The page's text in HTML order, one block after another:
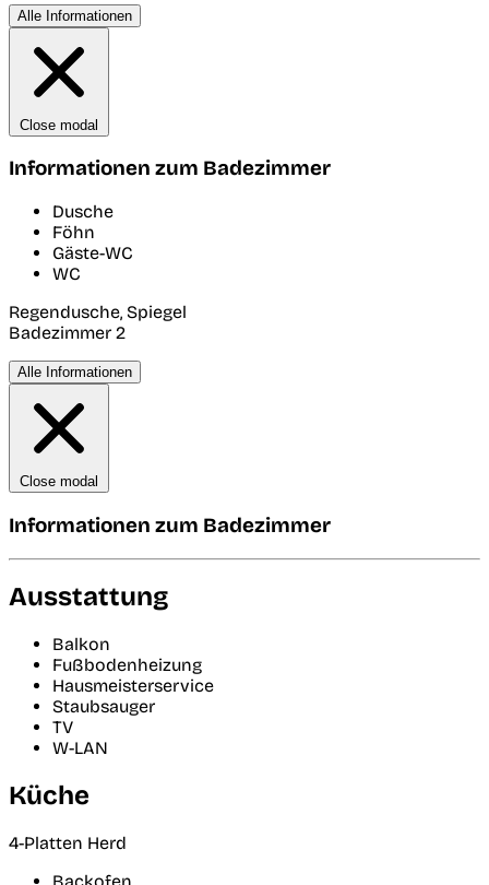
Alle Informationen
Close modal
Informationen zum Badezimmer
Dusche
Föhn
Gäste-WC
WC
Regendusche, Spiegel
Badezimmer 2
Alle Informationen
Close modal
Informationen zum Badezimmer
Ausstattung
Balkon
Fußbodenheizung
Hausmeisterservice
Staubsauger
TV
W-LAN
Küche
4-Platten Herd